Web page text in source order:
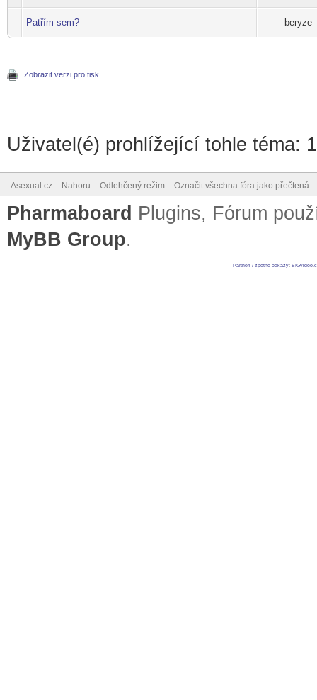
Patřím sem? beryze
Zobrazit verzi pro tisk
Uživatel(é) prohlížející tohle téma:
Asexual.cz Nahoru Odlehčený režim Označit všechna fóra jako přečtená
Pharmaboard Plugins, Fórum
MyBB Group.
Partneri / zpetne odkazy: